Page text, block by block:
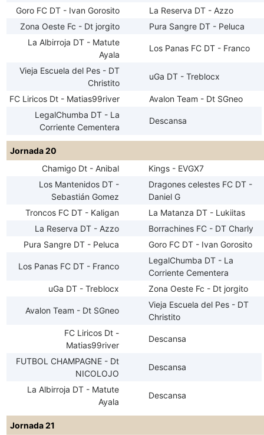
Goro FC DT - Ivan Gorosito
La Reserva DT - Azzo
Zona Oeste Fc - Dt jorgito
Pura Sangre DT - Peluca
La Albirroja DT - Matute
Ayala
Los Panas FC DT - Franco
Vieja Escuela del Pes - DT
Christito
uGa DT - Treblocx
FC Liricos Dt - Matias99river
Avalon Team - Dt SGneo
LegalChumba DT - La
Corriente Cementera
Descansa
Jornada 20
Chamigo Dt - Anibal
Kings - EVGX7
Los Mantenidos DT -
Sebastián Gomez
Dragones celestes FC DT -
Daniel G
Troncos FC DT - Kaligan
La Matanza DT - Lukiitas
La Reserva DT - Azzo
Borrachines FC - DT Charly
Pura Sangre DT - Peluca
Goro FC DT - Ivan Gorosito
Los Panas FC DT - Franco
LegalChumba DT - La
Corriente Cementera
uGa DT - Treblocx
Zona Oeste Fc - Dt jorgito
Avalon Team - Dt SGneo
Vieja Escuela del Pes - DT
Christito
FC Liricos Dt -
Matias99river
Descansa
FUTBOL CHAMPAGNE - Dt
NICOLOJO
Descansa
La Albirroja DT - Matute
Ayala
Descansa
Jornada 21